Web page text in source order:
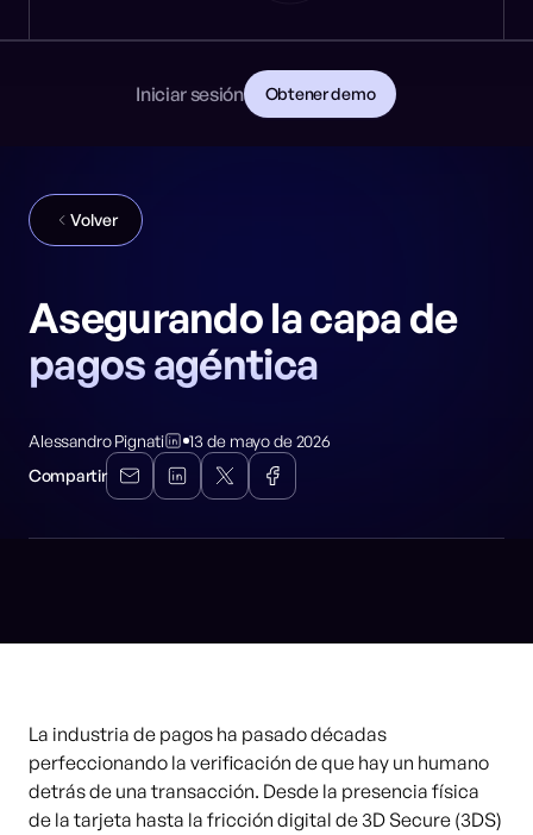
Descarga la guía para CISOs
Iniciar sesión Obtener demo
Volver
Asegurando la capa de
pagos agéntica
Alessandro Pignati
13 de mayo de 2026
Compartir
La industria de pagos ha pasado décadas
perfeccionando la verificación de que hay un humano
detrás de una transacción. Desde la presencia física
de la tarjeta hasta la fricción digital de 3D Secure (3DS)